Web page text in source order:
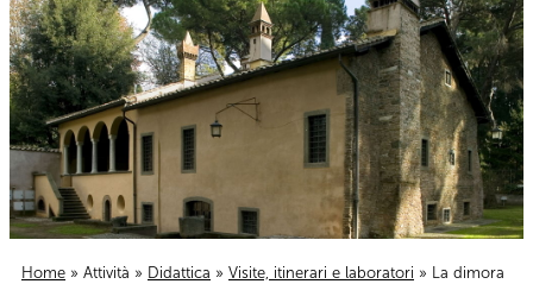
Home » Attività » Didattica » Visite, itinerari e laboratori » La dimora